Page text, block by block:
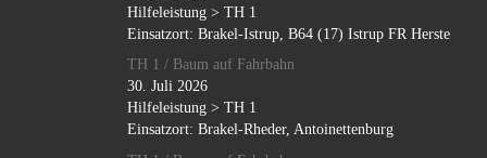
Hilfeleistung > TH 1
Einsatzort: Brakel-Istrup, B64 (17) Istrup FR Herste
TH 1 / Baum auf Fahrbahn
30. Juli 2026
Hilfeleistung > TH 1
Einsatzort: Brakel-Rheder, Antoinettenburg